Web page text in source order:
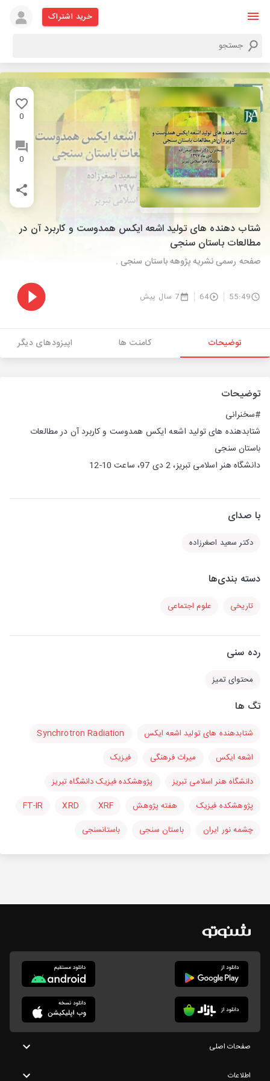
خرید اشتراک
0
0
شتاب دهنده های تولید اشعه ایکس همدوست و کاربرد آن در
مطالعات باستان سنجی
صفحه رسمی نشریه پژوهه باستان سنجی .
55:49
64 7 سال پیش
توضیحات کامنت ها اپیزودهای دیگر
توضیحات
#سخنرانی
شتابدهنده های تولید اشعه ایکس همدوست و کاربرد آن در مطالعات
باستان سنجی
دانشگاه هنر اسلامی تبریز، 2 دی 97، ساعت 10-12
با صدای
دکتر سعید اصغرزاده
دسته بندی‌ها
تاریخی علوم اجتماعی
رده سنی
محتوای تمیز
تگ ها
شتابدهنده های تولید اشعه ایکس
Synchrotron Radiation
اشعه ایکس
میراث فرهنگی
فیزیک
دانشگاه هنر اسلامی تبریز
پژوهشکده فیزیک دانشگاه تبریز
پژوهشکده فیزیک
هفته پژوهش XRF
XRD
FT-IR
چشمه نور ایران
باستان سنجی باستانسنجی
صفحات اصلی
اطلاعات